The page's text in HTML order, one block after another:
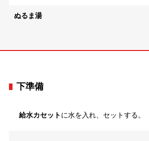
ぬるま湯
下準備
給水カセットに水を入れ、セットする。